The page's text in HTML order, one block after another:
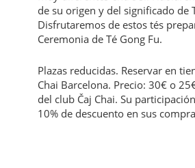
de su origen y del significado de
Disfrutaremos de estos tés
Ceremonia de Té Gong Fu.
Plazas reducidas. Reservar en
Chai Barcelona. Precio: 30€ o
del club Čaj Chai. Su
10% de descuento en sus